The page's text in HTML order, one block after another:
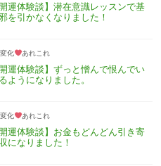
運体験談】潜在意識レッスンで基
を引かなくなりました！
化 あれこれ
運体験談】ずっと憎んで恨んでい
ようになりました。
化 あれこれ
運体験談】お金もどんどん引き寄
になりました！